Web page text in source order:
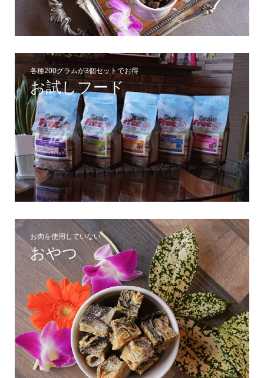
各種200グラムが3個セットでお得
お試しフード
お肉を使用していない
おやつ